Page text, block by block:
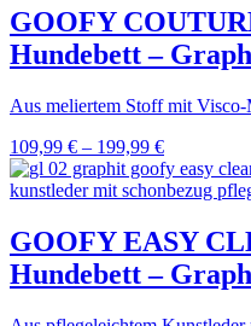
GOOFY
Hundebett –
Aus meliertem Stoff mit
109,99 € – 199,99 €
GOOFY EASY
Hundebett –